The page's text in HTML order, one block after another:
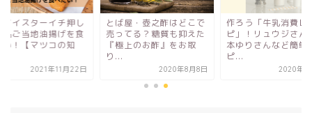
マイスターイチ押し
品ご当地油揚げを食
い！【マツコの知
2021年11月22日
とば屋・壺之酢はどこで
売ってる？糖質も抑えた
『極上のお酢』をお取
り...
2020年8月8日
作ろう「牛乳消費レ
ピ」！リュウジさん
本ゆりさんなど簡単
ピ...
2020年3